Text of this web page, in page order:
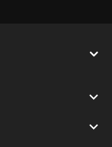

